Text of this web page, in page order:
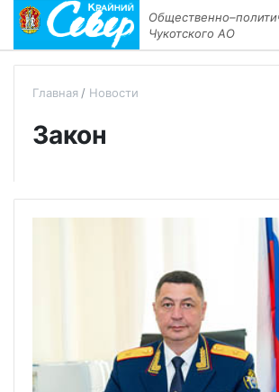
Чукотского АО
Главная Новости
Закон